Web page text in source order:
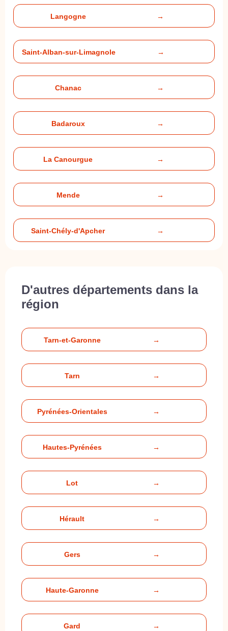
Langogne →
Saint-Alban-sur-Limagnole →
Chanac →
Badaroux →
La Canourgue →
Mende →
Saint-Chély-d'Apcher →
D'autres départements dans la
région
Tarn-et-Garonne →
Tarn →
Pyrénées-Orientales →
Hautes-Pyrénées →
Lot →
Hérault →
Gers →
Haute-Garonne →
Gard →